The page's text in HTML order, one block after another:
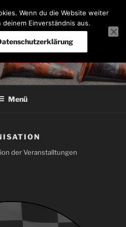
E. V.
Menü
der Veranstalltungen
Wenn du die Website weiter
Einverständnis aus.